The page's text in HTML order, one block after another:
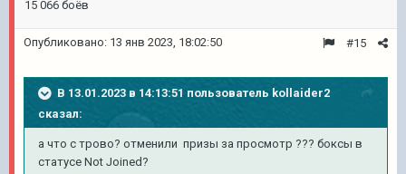
15 066 боёв
#15
Опубликовано: 13 янв 2023, 18:02:50
В 13.01.2023 в 14:13:51 пользователь kollaider2
сказал:
а что с трово? отменили призы за просмотр ??? боксы в
статусе Not Joined?